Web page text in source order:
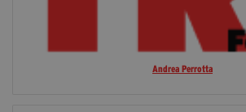
Andrea Perrotta